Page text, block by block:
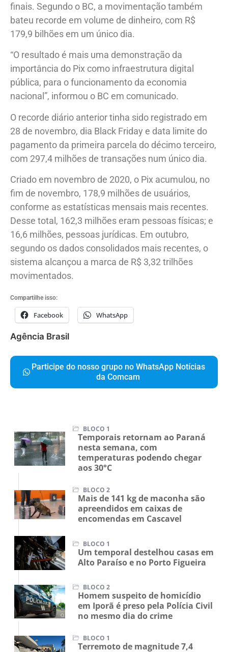
finais. Segundo o BC, a movimentação também
bateu recorde em volume de dinheiro, com R$
179,9 bilhões em um único dia.
“O resultado é mais uma demonstração da
importância do Pix como infraestrutura digital
pública, para o funcionamento da economia
nacional”, informou o BC em comunicado.
O recorde diário anterior tinha sido registrado em
28 de novembro, dia Black Friday e data limite do
pagamento da primeira parcela do décimo terceiro,
com 297,4 milhões de transações num único dia.
Criado em novembro de 2020, o Pix acumulou, no
fim de novembro, 178,9 milhões de usuários,
conforme as estatísticas mensais mais recentes.
Desse total, 162,3 milhões eram pessoas físicas; e
16,6 milhões, pessoas jurídicas. Em outubro,
segundo os dados consolidados mais recentes, o
sistema alcançou a marca de R$ 3,32 trilhões
movimentados.
Compartilhe isso:
Facebook WhatsApp
Agência Brasil
Participe do nosso grupo no WhatsApp Notícias
da Comcam
BLOCO 1
Temporais retornam ao Paraná
nesta semana, com
temperaturas podendo chegar
aos 30°C
BLOCO 2
Mais de 141 kg de maconha são
apreendidos em caixas de
encomendas em Cascavel
BLOCO 1
Um temporal destelhou casas em
Alto Paraíso e no Porto Figueira
BLOCO 2
Homem suspeito de homicídio
em Iporã é preso pela Polícia Civil
no mesmo dia do crime
BLOCO 1
Terremoto de magnitude 7,4